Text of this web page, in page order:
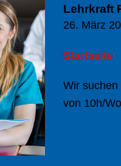
Lehrkraft
26. März
Startseite
Wir
von 10h/